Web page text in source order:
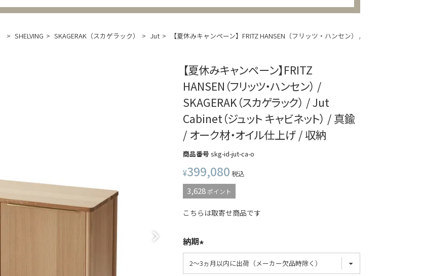
SHELVING SKAGERAK（スカゲラック） Jut 【夏休みキャンペーン】FRITZ HANSEN（フリッツ・ハンセン） / SKAGERAK（
【夏休みキャンペーン】FRITZ
HANSEN（フリッツ・ハンセン） /
SKAGERAK（スカゲラック） / Jut
Cabinet（ジュット キャビネット） / 真鍮
/ オーク材・オイル仕上げ / 収納
商品番号 skg-id-jut-ca-o
¥399,080 税込
3,628 ポイント
こちらは取寄せ商品です
納期